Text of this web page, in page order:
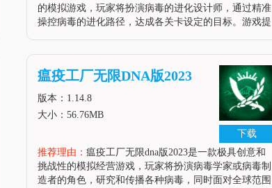
的模拟游戏，玩家将扮演病毒的进化设计师，通过精准
操控病毒的进化路径，达成各关卡设定的目标。游戏提
下载
瘟疫工厂无限DNA版2023
版本：1.14.8
大小：56.76MB
推荐理由： 瘟疫工厂无限dna版2023是一款极具创意和
挑战性的模拟经营游戏，玩家将扮演病毒学家或病毒制
造者的角色，研究和传播各种病毒，同时面对全球范围